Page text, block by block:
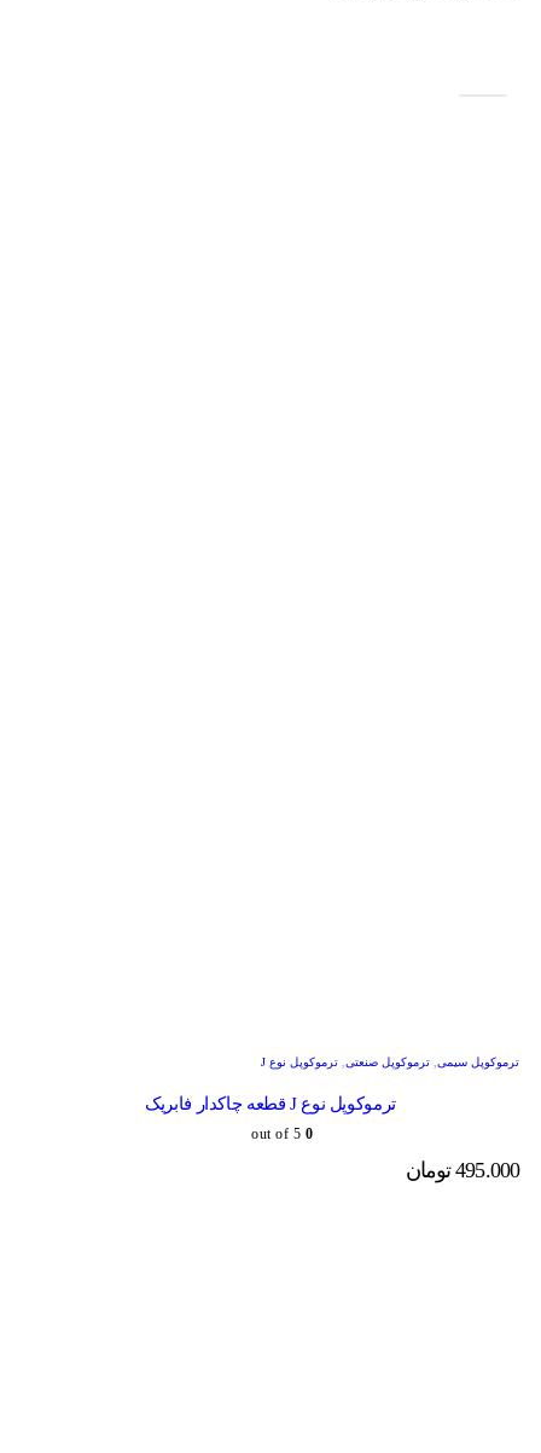
ترموکوپل سیمی ترموکوپل صنعتی ترموکوپل نوع J
ترموکوپل نوع J قطعه چاکدار فابریک
0
495.000 تومان